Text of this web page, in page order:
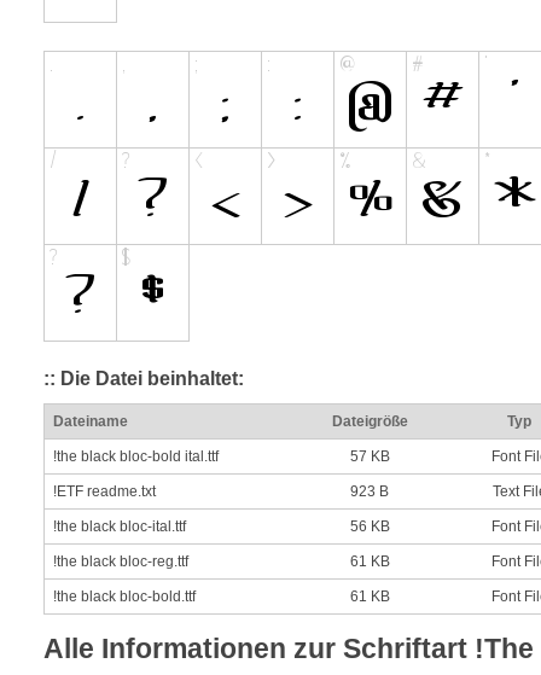
:: Die Datei beinhaltet:
Dateiname Dateigröße Typ
!the black bloc-bold ital.ttf 57 KB Font
!ETF readme.txt 923 B Text
!the black bloc-ital.ttf 56 KB Font
!the black bloc-reg.ttf 61 KB Font
!the black bloc-bold.ttf 61 KB Font
Alle Informationen zur Schriftart